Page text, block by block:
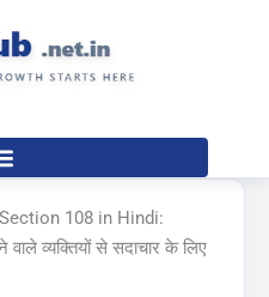
108 in Hindi:
वाले व्यक्तियों से सदाचार के लिए